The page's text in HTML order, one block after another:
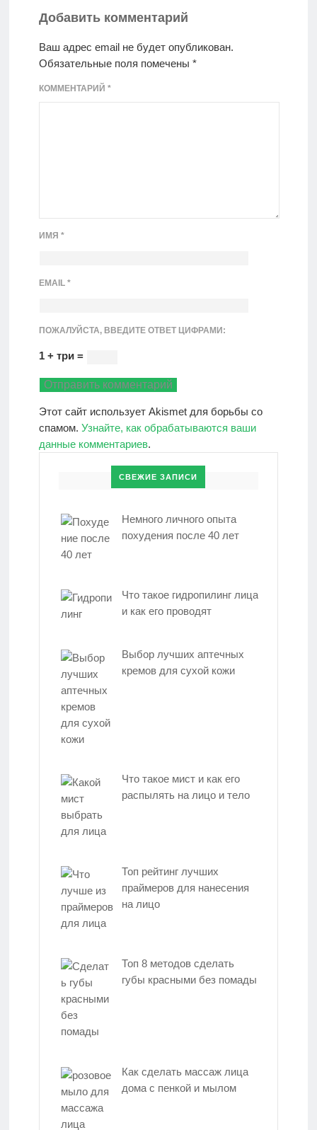
Добавить комментарий
Ваш адрес email не будет опубликован.
Обязательные поля помечены *
КОММЕНТАРИЙ *
ИМЯ *
EMAIL *
ПОЖАЛУЙСТА, ВВЕДИТЕ ОТВЕТ ЦИФРАМИ:
1 + три =
Этот сайт использует Akismet для борьбы со
спамом. Узнайте, как обрабатываются ваши
данные комментариев.
СВЕЖИЕ ЗАПИСИ
Немного личного опыта
похудения после 40 лет
Что такое гидропилинг лица
и как его проводят
Выбор лучших аптечных
кремов для сухой кожи
Что такое мист и как его
распылять на лицо и тело
Топ рейтинг лучших
праймеров для нанесения
на лицо
Топ 8 методов сделать
губы красными без помады
Как сделать массаж лица
дома с пенкой и мылом